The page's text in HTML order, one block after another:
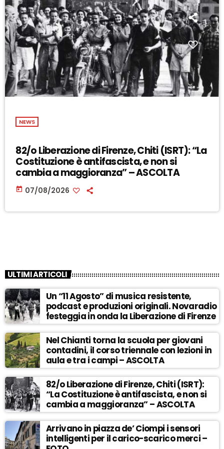
NEWS
82/o Liberazione di Firenze, Chiti (ISRT): “La
Costituzione è antifascista, e non si
cambia a maggioranza” – ASCOLTA
today 07/08/2026
ULTIMI ARTICOLI
Un “11 Agosto” di musica resistente,
podcast e produzioni originali. Novaradio
festeggia in onda la Liberazione di Firenze
Nel Chianti torna la scuola per giovani
contadini, il corso triennale con lezioni in
aula e tra i campi – ASCOLTA
82/o Liberazione di Firenze, Chiti (ISRT):
“La Costituzione è antifascista, e non si
cambia a maggioranza” – ASCOLTA
Arrivano in piazza de’ Ciompi i sensori
intelligenti per il carico-scarico merci –